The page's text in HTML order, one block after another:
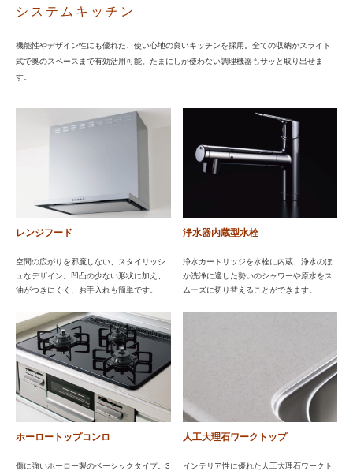
システムキッチン
機能性やデザイン性にも優れた、使い心地の良いキッチンを採用。全ての収納がスライド
式で奥のスペースまで有効活用可能。たまにしか使わない調理機器もサッと取り出せま
す。
レンジフード
空間の広がりを邪魔しない、スタイリッシ
ュなデザイン。凹凸の少ない形状に加え、
油がつきにくく、お手入れも簡単です。
浄水器内蔵型水栓
浄水カートリッジを水栓に内蔵、浄水のほ
か洗浄に適した勢いのシャワーや原水をス
ムーズに切り替えることができます。
ホーロートップコンロ
傷に強いホーロー製のベーシックタイプ。3
人工大理石ワークトップ
インテリア性に優れた人工大理石ワークト